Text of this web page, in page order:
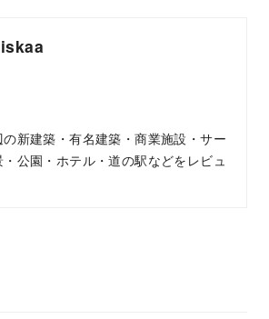
iskaa
新建築・有名建築・商業施設・サー
・公園・ホテル・道の駅などをレビュ